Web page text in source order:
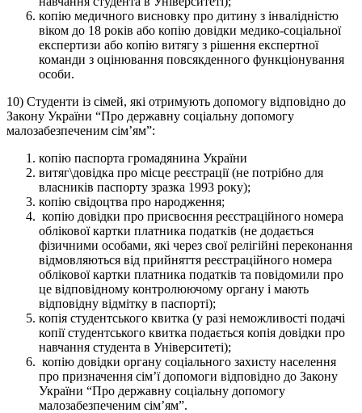
копію медичного висновку про дитину з інвалідністю
віком до 18 років або копію довідки медико-соціальної
експертизи або копію витягу з рішення експертної
команди з оцінювання повсякденного функціонування
особи.
10) Студенти із сімей, які отримують допомогу відповідно до
Закону України “Про державну соціальну допомогу
малозабезпеченим сім’ям”:
копію паспорта громадянина України
витяг\довідка про місце реєстрації (не потрібно для
власників паспорту зразка 1993 року);
копію свідоцтва про народження;
копію довідки про присвоєння реєстраційного номера
облікової картки платника податків (не додається
фізичними особами, які через свої релігійні переконання
відмовляються від прийняття реєстраційного номера
облікової картки платника податків та повідомили про
це відповідному контролюючому органу і мають
відповідну відмітку в паспорті);
копія студентського квитка (у разі неможливості подачі
копії студентського квитка подається копія довідки про
навчання студента в Університеті);
копію довідки органу соціального захисту населення
про призначення сім’ї допомоги відповідно до Закону
України “Про державну соціальну допомогу
малозабезпеченим сім’ям”.